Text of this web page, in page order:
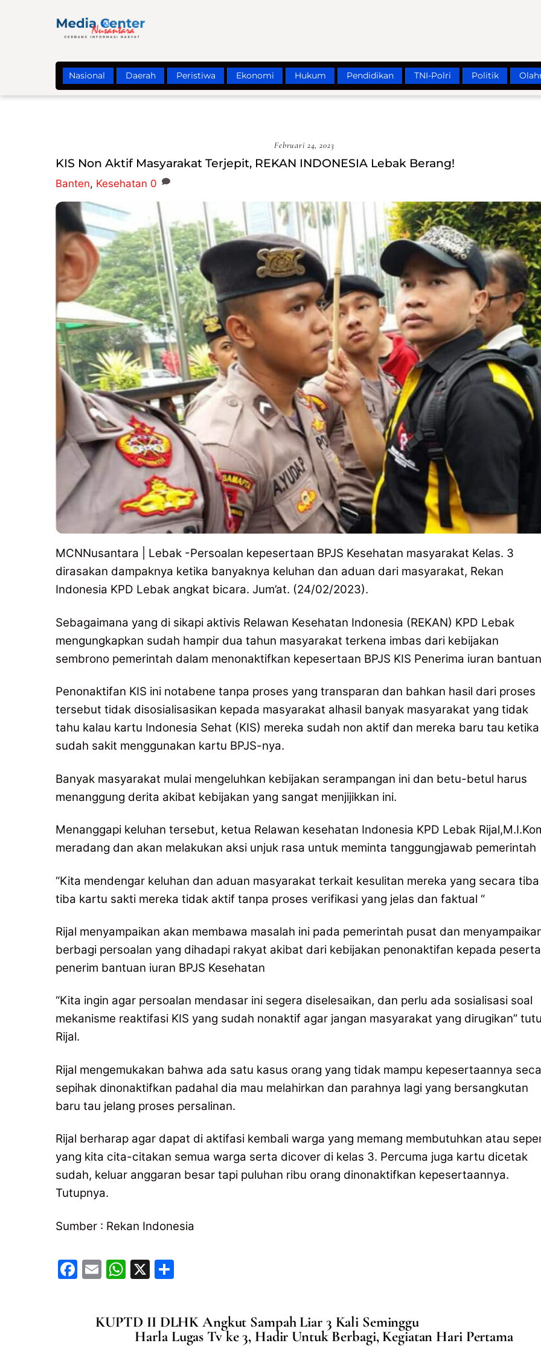
Nasional Daerah Peristiwa Ekonomi Hukum Pendidikan TNI-Polri Politik
Februari 24, 2023
KIS Non Aktif Masyarakat Terjepit, REKAN INDONESIA Lebak Berang!
Banten, Kesehatan 0
MCNNusantara | Lebak -Persoalan kepesertaan BPJS Kesehatan masyarakat Kelas. 3
dirasakan dampaknya ketika banyaknya keluhan dan aduan dari masyarakat, Rekan
Indonesia KPD Lebak angkat bicara. Jum’at. (24/02/2023).
Sebagaimana yang di sikapi aktivis Relawan Kesehatan Indonesia (REKAN) KPD Lebak
mengungkapkan sudah hampir dua tahun masyarakat terkena imbas dari kebijakan
sembrono pemerintah dalam menonaktifkan kepesertaan BPJS KIS Penerima iuran
Penonaktifan KIS ini notabene tanpa proses yang transparan dan bahkan hasil dari proses
tersebut tidak disosialisasikan kepada masyarakat alhasil banyak masyarakat yang tidak
tahu kalau kartu Indonesia Sehat (KIS) mereka sudah non aktif dan mereka baru tau ketika
sudah sakit menggunakan kartu BPJS-nya.
Banyak masyarakat mulai mengeluhkan kebijakan serampangan ini dan betu-betul harus
menanggung derita akibat kebijakan yang sangat menjijikkan ini.
Menanggapi keluhan tersebut, ketua Relawan kesehatan Indonesia KPD Lebak
meradang dan akan melakukan aksi unjuk rasa untuk meminta tanggungjawab pemerintah
“Kita mendengar keluhan dan aduan masyarakat terkait kesulitan mereka yang secara tiba
tiba kartu sakti mereka tidak aktif tanpa proses verifikasi yang jelas dan faktual “
Rijal menyampaikan akan membawa masalah ini pada pemerintah pusat dan
berbagi persoalan yang dihadapi rakyat akibat dari kebijakan penonaktifan kepada peserta
penerim bantuan iuran BPJS Kesehatan
“Kita ingin agar persoalan mendasar ini segera diselesaikan, dan perlu ada sosialisasi soal
mekanisme reaktifasi KIS yang sudah nonaktif agar jangan masyarakat yang dirugikan”
Rijal.
Rijal mengemukakan bahwa ada satu kasus orang yang tidak mampu kepesertaannya
sepihak dinonaktifkan padahal dia mau melahirkan dan parahnya lagi yang bersangkutan
baru tau jelang proses persalinan.
Rijal berharap agar dapat di aktifasi kembali warga yang memang membutuhkan atau
yang kita cita-citakan semua warga serta dicover di kelas 3. Percuma juga kartu dicetak
sudah, keluar anggaran besar tapi puluhan ribu orang dinonaktifkan kepesertaannya.
Tutupnya.
Sumber : Rekan Indonesia
F
E
l
W
s
A
X
e
KUPTD II DLHK Angkut Sampah Liar 3 Kali Seminggu
Harla Lugas Tv ke 3, Hadir Untuk Berbagi, Kegiatan Hari Pertama